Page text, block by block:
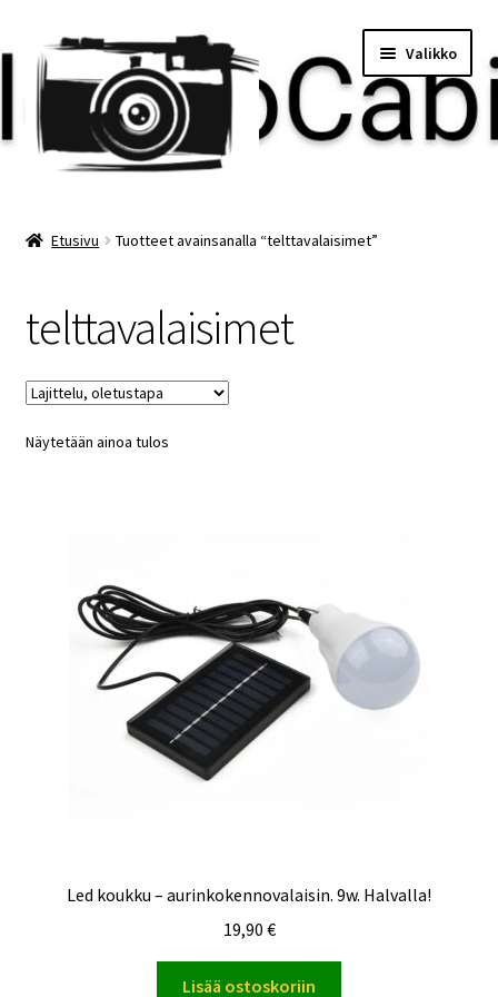
Siirry
navigointiin
Siirry
sisältöön
Valikko
Minun tilini
Ostoskori
Etusivu Tuotteet avainsanalla “telttavalaisimet”
telttavalaisimet
Näytetään ainoa tulos
Led koukku – aurinkokennovalaisin. 9w. Halvalla!
19,90 €
Lisää ostoskoriin